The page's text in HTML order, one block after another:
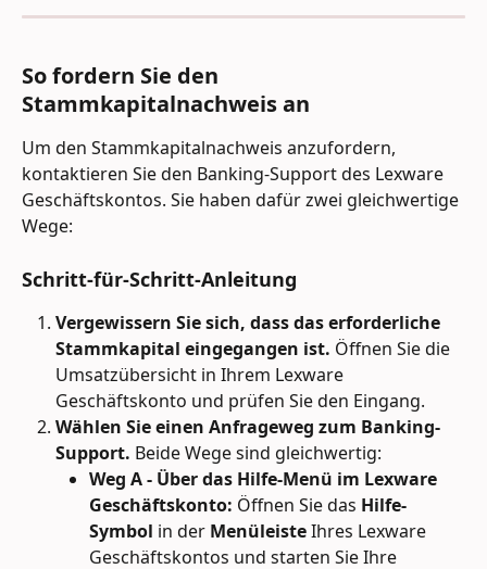
So fordern Sie den
Stammkapitalnachweis an
Um den Stammkapitalnachweis anzufordern,
kontaktieren Sie den Banking-Support des Lexware
Geschäftskontos. Sie haben dafür zwei gleichwertige
Wege:
Schritt-für-Schritt-Anleitung
Vergewissern Sie sich, dass das erforderliche
Stammkapital eingegangen ist. Öffnen Sie die
Umsatzübersicht in Ihrem Lexware
Geschäftskonto und prüfen Sie den Eingang.
Wählen Sie einen Anfrageweg zum Banking-
Support. Beide Wege sind gleichwertig:
Weg A - Über das Hilfe-Menü im Lexware
Geschäftskonto: Öffnen Sie das Hilfe-
Symbol in der Menüleiste Ihres Lexware
Geschäftskontos und starten Sie Ihre